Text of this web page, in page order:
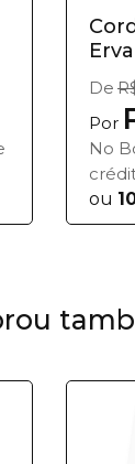
Erval
De
Por
No
ou